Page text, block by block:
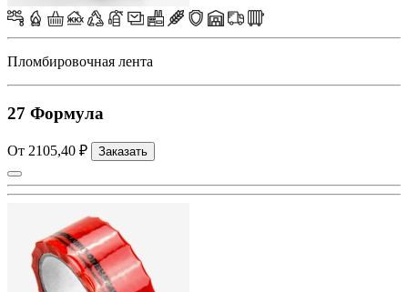
Пломбировочная лента
27 Формула
От 2105,40 ₽ Заказать